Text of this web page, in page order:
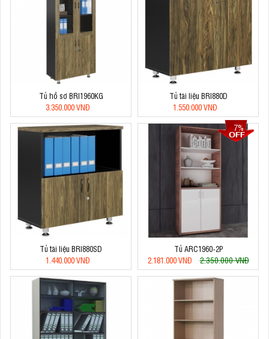
Tủ hồ sơ BRI1960KG
3.350.000 VNĐ
Tủ tài liệu BRI880D
1.550.000 VNĐ
Tủ tài liệu BRI880SD
1.440.000 VNĐ
7%
Tủ ARC1960-2P
2.181.000 VNĐ
2.350.000 VNĐ